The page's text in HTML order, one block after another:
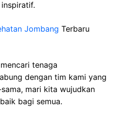
Jombang Terbaru
tenaga
dengan tim kami yang
mari kita wujudkan
bagi semua.